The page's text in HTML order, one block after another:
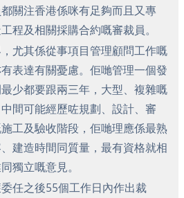
關注香港係咪有足夠而且又專
程及相關採購合約嘅審裁員。
尤其係從事項目管理顧問工作嘅
表達有關憂慮。佢哋管理一個發
少都要跟兩三年，大型、複雜嘅
間可能經歷咗規劃、設計、審
工及驗收階段，佢哋理應係最熟
建造時間同質量，最有資格就相
獨立嘅意見。
任之後55個工作日內作出裁